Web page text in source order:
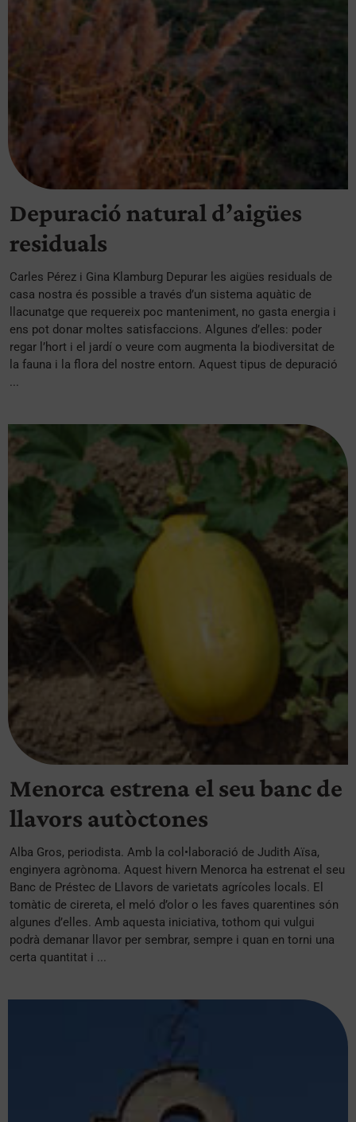
Depuració natural d’aigües
residuals
Carles Pérez i Gina Klamburg Depurar les aigües residuals de
casa nostra és possible a través d’un sistema aquàtic de
llacunatge que requereix poc manteniment, no gasta energia i
ens pot donar moltes satisfaccions. Algunes d’elles: poder
regar l’hort i el jardí o veure com augmenta la biodiversitat de
la fauna i la flora del nostre entorn. Aquest tipus de depuració
...
Menorca estrena el seu banc de
llavors autòctones
Alba Gros, periodista. Amb la col•laboració de Judith Aïsa,
enginyera agrònoma. Aquest hivern Menorca ha estrenat el seu
Banc de Préstec de Llavors de varietats agrícoles locals. El
tomàtic de cirereta, el meló d’olor o les faves quarentines són
algunes d’elles. Amb aquesta iniciativa, tothom qui vulgui
podrà demanar llavor per sembrar, sempre i quan en torni una
certa quantitat i ...